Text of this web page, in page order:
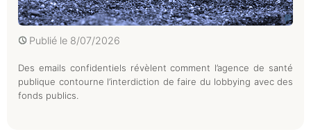
Publié le 8/07/2026
Des emails confidentiels révèlent comment l’agence de santé
publique contourne l’interdiction de faire du lobbying avec des
fonds publics.